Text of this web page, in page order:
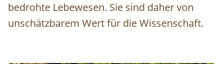
bedrohte Lebewesen. Sie sind daher von
unschätzbarem Wert für die Wissenschaft.